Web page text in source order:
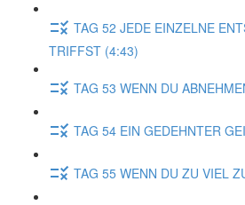
TAG 52 JEDE EINZELNE
TRIFFST (4:43)
TAG 53 WENN DU
TAG 54 EIN GEDEHNTER
TAG 55 WENN DU ZU VIEL